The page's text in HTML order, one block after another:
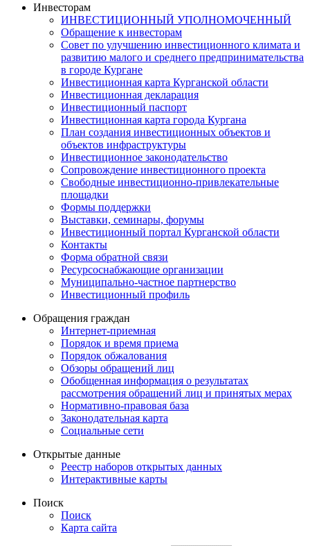
Инвесторам
ИНВЕСТИЦИОННЫЙ УПОЛНОМОЧЕННЫЙ
Обращение к инвесторам
Совет по улучшению инвестиционного климата и
развитию малого и среднего предпринимательства
в городе Кургане
Инвестиционная карта Курганской области
Инвестиционная декларация
Инвестиционный паспорт
Инвестиционная карта города Кургана
План создания инвестиционных объектов и
объектов инфраструктуры
Инвестиционное законодательство
Сопровождение инвестиционного проекта
Свободные инвестиционно-привлекательные
площадки
Формы поддержки
Выставки, семинары, форумы
Инвестиционный портал Курганской области
Контакты
Форма обратной связи
Ресурсоснабжающие организации
Муниципально-частное партнерство
Инвестиционный профиль
Обращения граждан
Интернет-приемная
Порядок и время приема
Порядок обжалования
Обзоры обращений лиц
Обобщенная информация о результатах
рассмотрения обращений лиц и принятых мерах
Нормативно-правовая база
Законодательная карта
Социальные сети
Открытые данные
Реестр наборов открытых данных
Интерактивные карты
Поиск
Поиск
Карта сайта